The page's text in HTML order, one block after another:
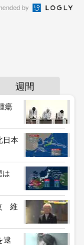
by
週間
瘍
日本
は
維
逮